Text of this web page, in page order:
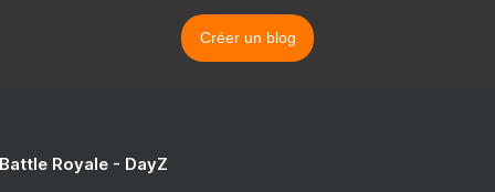
Créer un blog
Royale - DayZ